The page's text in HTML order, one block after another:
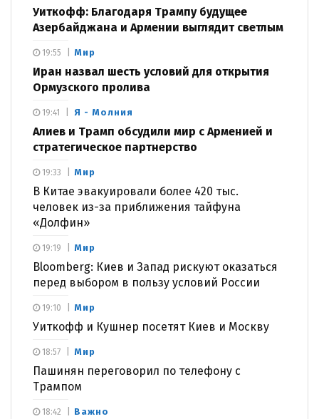
Уиткофф: Благодаря Трампу будущее
Азербайджана и Армении выглядит светлым
Мир
Иран назвал шесть условий для открытия
Ормузского пролива
19:55
Я - Молния
Алиев и Трамп обсудили мир с Арменией и
стратегическое партнерство
19:41
Мир
В Китае эвакуировали более 420 тыс.
человек из-за приближения тайфуна
«Долфин»
19:33
Мир
Bloomberg: Киев и Запад рискуют оказаться
перед выбором в пользу условий России
19:19
Мир
Уиткофф и Кушнер посетят Киев и Москву
19:10
Мир
Пашинян переговорил по телефону с
Трампом
18:57
Важно
18:42